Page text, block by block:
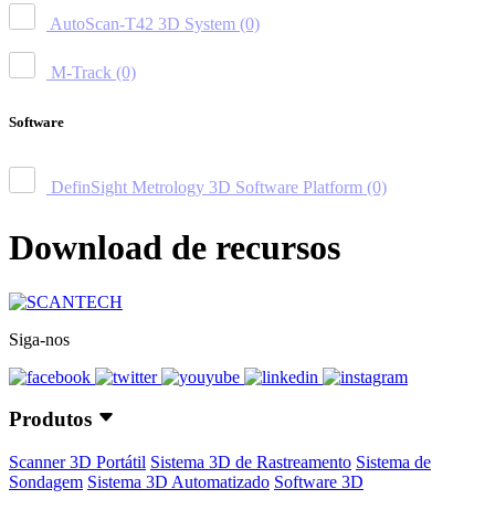
AutoScan-T42 3D System (0)
M-Track (0)
Software
DefinSight Metrology 3D Software Platform (0)
Download de recursos
Siga-nos
Produtos
Scanner 3D Portátil Sistema 3D de Rastreamento Sistema de
Sondagem Sistema 3D Automatizado Software 3D